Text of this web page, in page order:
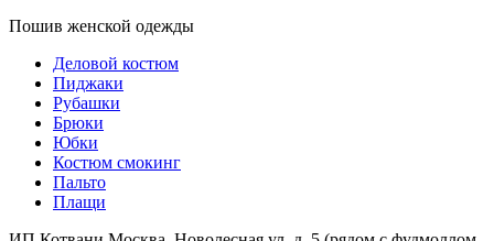
Пошив женской одежды
Деловой костюм
Пиджаки
Рубашки
Брюки
Юбки
Костюм смокинг
Пальто
Плащи